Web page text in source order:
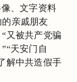
、文字资料
亲戚朋友
又被共产党骗
天安门自
解中共造假手